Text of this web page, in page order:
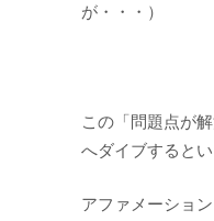
が・・・）
この「問題点が
へダイブするとい
アファメーショ